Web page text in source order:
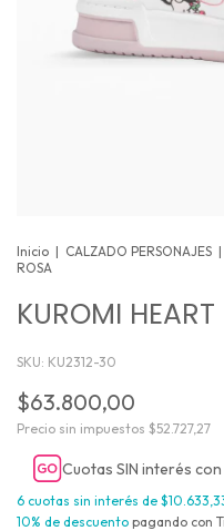
Inicio | CALZADO PERSONAJES |
ROSA
KUROMI HEART
SKU: KU2312-30
$63.800,00
Precio sin impuestos $52.727,27
Cuotas SIN interés con
6 cuotas sin interés de
10% de descuento pagando con